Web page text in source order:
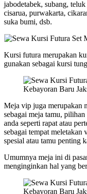
jabodetabek, subang,
cisarua, purwakarta,
suka bumi, dsb.
Kursi futura merupakan
gunakan sebagai kursi
Meja vip juga merupakan
sebagai meja tamu,
anda seperti rapat atau
sebagai tempat meletakan
spesial atau tamu penting
Umumnya meja ini di
menginginkan hal yang